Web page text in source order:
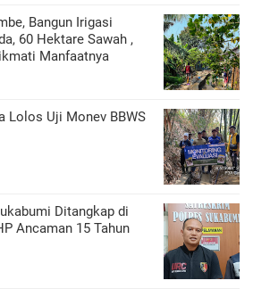
Bangun Irigasi
60 Hektare Sawah ,
Manfaatnya
Lolos Uji Monev BBWS
Ditangkap di
Ancaman 15 Tahun